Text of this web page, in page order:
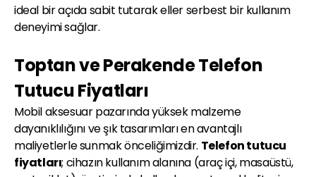
ideal bir açıda sabit tutarak eller serbest bir kullanım
deneyimi sağlar.
Toptan ve Perakende Telefon
Tutucu Fiyatları
Mobil aksesuar pazarında yüksek malzeme
dayanıklılığını ve şık tasarımları en avantajlı
maliyetlerle sunmak önceliğimizdir. Telefon tutucu
fiyatları; cihazın kullanım alanına (araç içi, masaüstü,